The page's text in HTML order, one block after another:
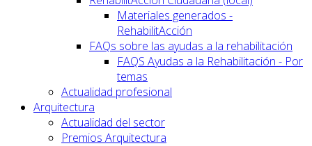
Materiales generados -
RehabilitAcción
FAQs sobre las ayudas a la rehabilitación
FAQS Ayudas a la Rehabilitación - Por
temas
Actualidad profesional
Arquitectura
Actualidad del sector
Premios Arquitectura